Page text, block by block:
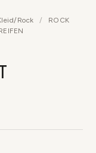
Rock /
ROCK